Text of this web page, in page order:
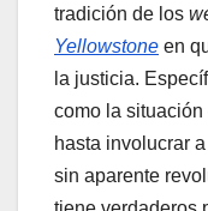
tradición de los
Yellowstone en
la justicia.
como la
hasta involucrar
sin aparente